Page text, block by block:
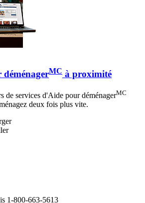
déménagerMC à proximité
de services d'Aide pour déménagerMC
deux fois plus vite.
1-800-663-5613